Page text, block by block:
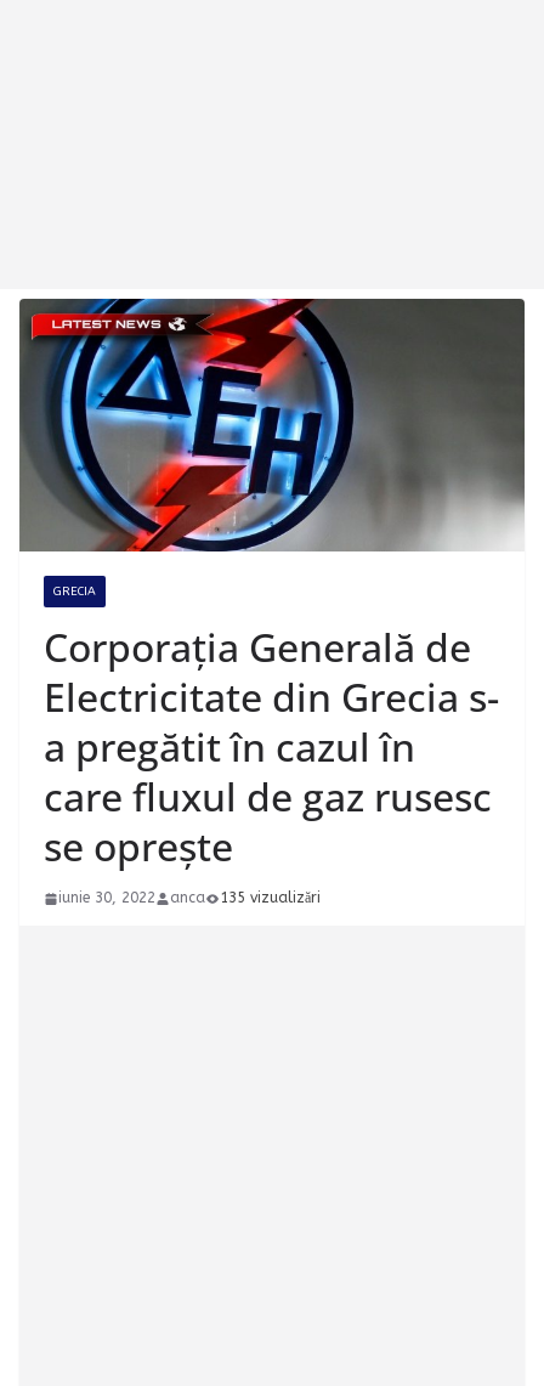
GRECIA
Corporația Generală de
Electricitate din Grecia s-
a pregătit în cazul în
care fluxul de gaz rusesc
se oprește
iunie 30, 2022 anca 135 vizualizări